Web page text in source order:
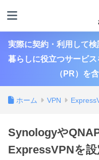
実際に契約・利用して
暮らしに役立つサービ
（PR）を
ホーム VPN
Synologyや
ExpressVPNを